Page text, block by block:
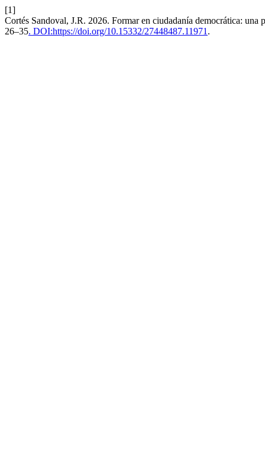
[1]
Cortés Sandoval, J.R. 2026. Formar en ciudadanía democrática:
26–35. DOI:https://doi.org/10.15332/27448487.11971 .